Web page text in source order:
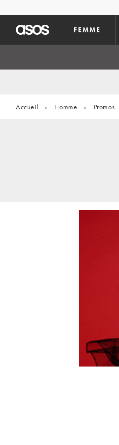
FEMME
Accueil › Homme › Promos